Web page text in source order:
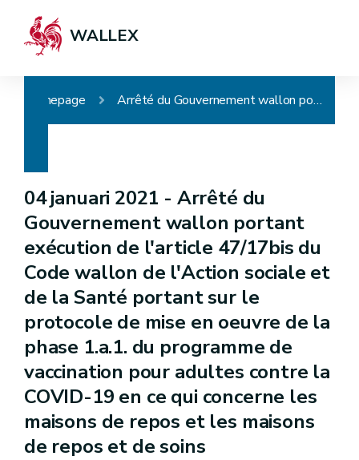
WALLEX
Homepage Arrêté du Gouvernement wallon portant exécution de l'article 47/17bis du Code wallon de l'Action sociale et de la Santé portant sur le protocole de mise en oeuvre de la phase 1.a.1. du programme de vaccination pour adultes contre la COVID-19 en ce qui concerne les maisons de repos et les maisons de repos et de soins
04 januari 2021 - Arrêté du
Gouvernement wallon portant
exécution de l'article 47/17bis du
Code wallon de l'Action sociale et
de la Santé portant sur le
protocole de mise en oeuvre de la
phase 1.a.1. du programme de
vaccination pour adultes contre la
COVID-19 en ce qui concerne les
maisons de repos et les maisons
de repos et de soins